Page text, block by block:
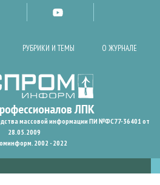
РУБРИКИ И ТЕМЫ О ЖУРНАЛЕ
массовой информации ПИ №ФС77-36401 от
28.05.2009
2002 - 2022